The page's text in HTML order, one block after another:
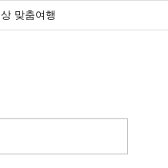
맞춤여행